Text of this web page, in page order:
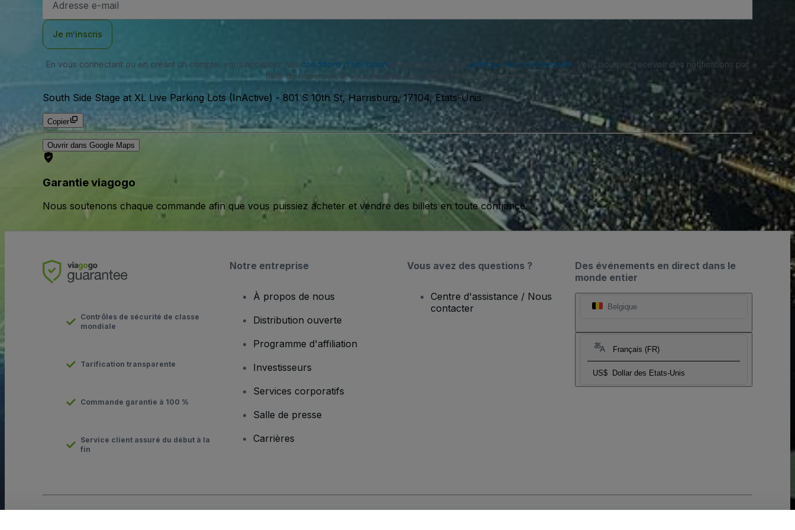
e-
Je m’inscris
En vous connectant ou en créant un compte, vous acceptez nos conditions d'utilisation politique de confidentialité . Vous pourriez recevoir des notifications par
SMS de notre part et vous pouvez vous désinscrire à tout moment.
South Side Stage at XL Live Parking Lots (InActive) - 801 S 10th St, Harrisburg, 17104, Etats-Unis
Copier
Ouvrir dans Google Maps
Garantie viagogo
Nous soutenons chaque commande afin que vous puissiez acheter et vendre des billets en toute confiance.
Des événements en direct dans le
monde entier
Belgique
Français (FR)
US$ Dollar des Etats-Unis
Contrôles de sécurité de classe
mondiale
Tarification transparente
Commande garantie à 100 %
Service client assuré du début à la
fin
Notre entreprise
À propos de nous
Distribution ouverte
Programme d'affiliation
Investisseurs
Services corporatifs
Salle de presse
Carrières
Vous avez des questions ?
Centre d'assistance / Nous
contacter